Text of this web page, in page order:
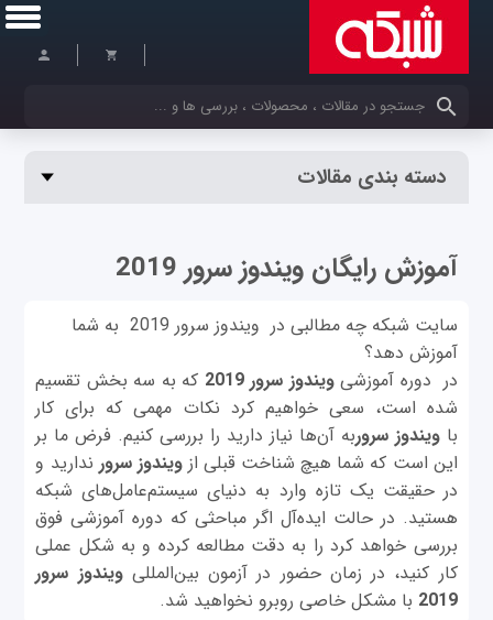
کلمات کلیدی خود را وارد کنید
دسته بندی مقالات
آموزش رایگان ویندوز سرور 2019
سایت شبکه چه مطالبی در ویندوز سرور 2019 به شما
آموزش دهد؟
در دوره آموزشیویندوز سرور 2019
که به سه بخش تقسیم
شده است، سعی خواهیم کرد نکات مهمی که برای کار
باویندوز سروربه آن‌ها نیاز دارید را بررسی کنیم. فرض ما بر
این است که شما هیچ شناخت قبلی از ویندوز سرور ندارید و
در حقیقت یک تازه وارد به دنیای سیستم‌عامل‌های شبکه
هستید. در حالت ایده‌آل اگر مباحثی که دوره آموزشی فوق
بررسی خواهد کرد را به دقت مطالعه کرده و به شکل عملی
کار کنید، در زمان حضور در آزمون بین‌المللی ویندوز سرور
2019 با مشکل خاصی روبرو نخواهید شد.